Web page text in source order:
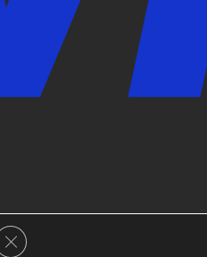
Close GDPR Cookie Banner